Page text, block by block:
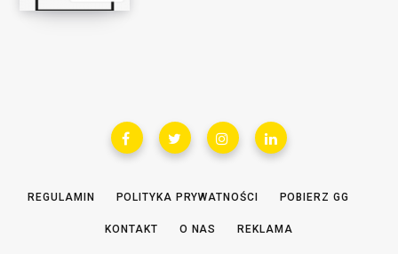
REGULAMIN POLITYKA PRYWATNOŚCI POBIERZ GG
KONTAKT O NAS REKLAMA